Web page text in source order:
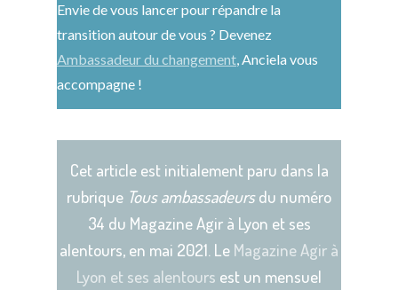
Envie de vous lancer pour répandre la
transition autour de vous ? Devenez
Ambassadeur du changement, Anciela vous
accompagne !
Cet article est initialement paru dans la
rubrique Tous ambassadeursdu numéro
34 du Magazine Agir à Lyon et ses
alentours, en mai 2021. Le Magazine Agir à
Lyon et ses alentours est un mensuel